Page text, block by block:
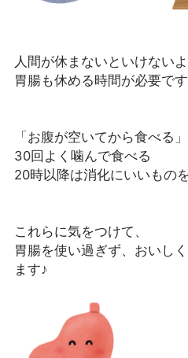
人間が休まないといけないよ
胃腸も休める時間が必要です
「お腹が空いてから食べる
30回よく噛んで食べる
20時以降は消化にいいもの
これらに気をつけて、
胃腸を使い過ぎず、おいし
ます♪